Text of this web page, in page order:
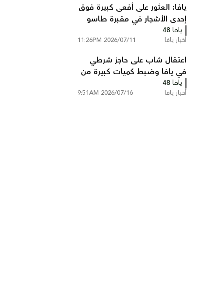
يافا: العثور على أفعى كبيرة فوق
إحدى الأشجار في مقبرة طاسو
يافا 48
أخبار يافا 2026/07/11 11:26PM
اعتقال شاب على حاجز شرطي
في يافا وضبط كميات كبيرة من
المخدرات بمنزله
يافا 48
أخبار يافا 2026/07/16 9:51AM